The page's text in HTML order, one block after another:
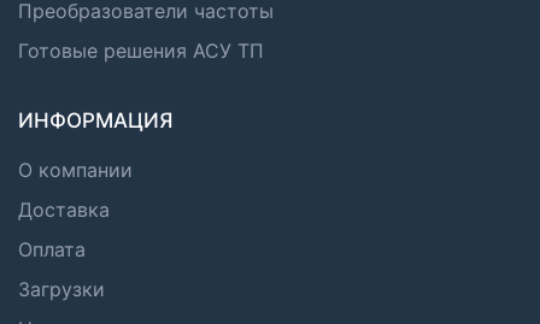
Преобразователи частоты
Готовые решения АСУ ТП
ИНФОРМАЦИЯ
О компании
Доставка
Оплата
Загрузки